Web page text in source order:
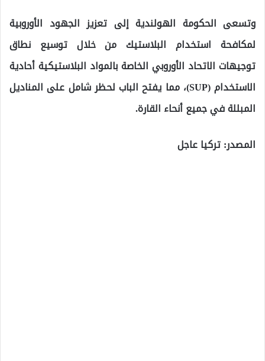
وتسعى الحكومة الهولندية إلى تعزيز الجهود الأوروبية
لمكافحة استخدام البلاستيك من خلال توسيع نطاق
توجيهات الاتحاد الأوروبي الخاصة بالمواد البلاستيكية أحادية
الاستخدام (SUP)، مما يفتح الباب لحظر شامل على المناديل
المبللة في جميع أنحاء القارة.
المصدر: تركيا عاجل